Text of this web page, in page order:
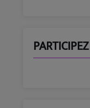
PARTICIPEZ